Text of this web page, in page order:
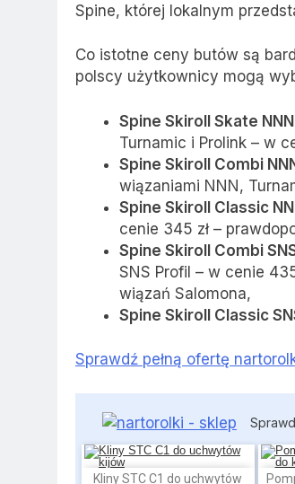
Spine, której lokalnym
Co istotne ceny butów są
polscy użytkownicy mogą
Spine Skiroll Skate NNN
Turnamic i Prolink – w
Spine Skiroll Combi
wiązaniami NNN,
Spine Skiroll Classic
cenie 345 zł –
Spine Skiroll Combi
SNS Profil – w cenie
wiązań Salomona,
Spine Skiroll Classic
Sprawdź pełną ofertę
Kliny STC C1 do uchwytów